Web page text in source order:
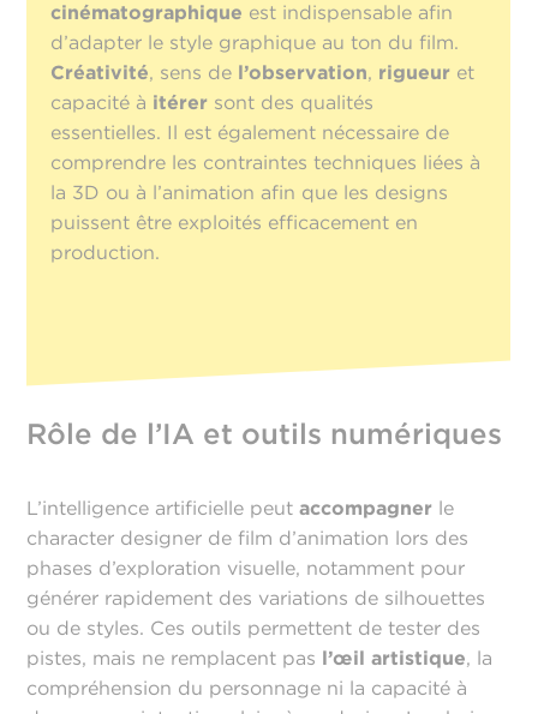
cinématographique est indispensable afin
d’adapter le style graphique au ton du film.
Créativité, sens de l’observation, rigueur et
capacité à itérer sont des qualités
essentielles. Il est également nécessaire de
comprendre les contraintes techniques liées à
la 3D ou à l’animation afin que les designs
puissent être exploités efficacement en
production.
Rôle de l’IA et outils numériques
L’intelligence artificielle peutaccompagner le
character designer de film d’animation lors des
phases d’exploration visuelle, notamment pour
générer rapidement des variations de silhouettes
ou de styles. Ces outils permettent de tester des
pistes, mais ne remplacent pas l’œil artistique, la
compréhension du personnage ni la capacité à